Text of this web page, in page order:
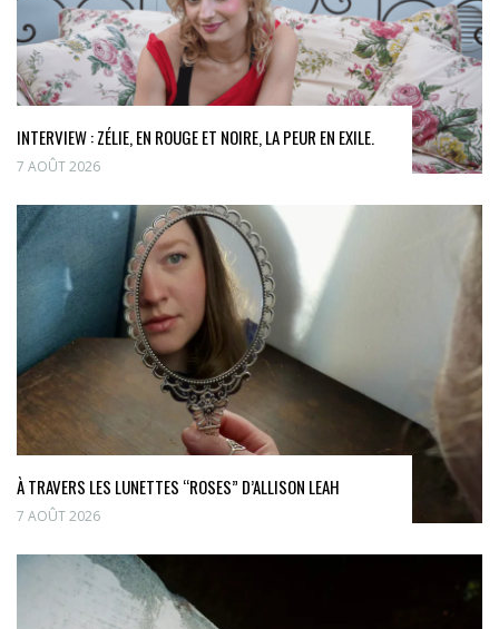
INTERVIEW : ZÉLIE, EN ROUGE ET NOIRE, LA PEUR EN EXILE.
7 AOÛT 2026
À TRAVERS LES LUNETTES “ROSES” D’ALLISON LEAH
7 AOÛT 2026